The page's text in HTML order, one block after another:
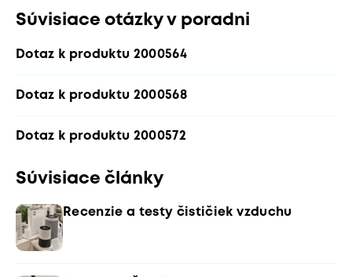
Súvisiace otázky v poradni
Dotaz k produktu 2000564
Dotaz k produktu 2000568
Dotaz k produktu 2000572
Súvisiace články
Recenzie a testy čističiek vzduchu